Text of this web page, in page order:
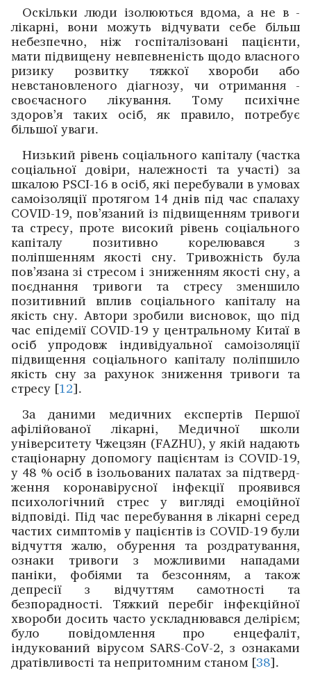
Оскільки люди ізолюються ­вдома, а не в ­
лікарні, вони можуть ­відчувати себе більш
небезпечно, ніж ­госпіталізовані пацієнти,
мати ­підвищену ­невпевненість щодо власного
ризику ­розвитку тяжкої хвороби або
невстановленого діаг­нозу, чи отримання ­
своєчасного лікування. Тому ­психічне
здоров’я таких осіб, як ­правило, потребує
більшої ­уваги. ­
Низький рівень соціального капіталу (частка
соціальної довіри, належності та ­участі) за
шкалою PSCI-16 в осіб, які перебували в умовах
само­ізоляції протягом 14 днів під час ­спалаху
COVID-19, пов’язаний із підвищенням ­тривоги
та стресу, проте високий рівень соціального
капіталу позитивно ­корелювався з
поліпшенням якості сну. Тривожність була
пов’язана зі стресом і зниженням якості сну, а
поєднання тривоги та стресу зменшило
позитивний вплив соціального капіталу на
якість сну. Автори ­зробили ­висновок, що під
час епідемії COVID-19 у центральному Китаї в
осіб упродовж індивідуальної самоізоляції
підвищення соціального капіталу поліпшило
якість сну за рахунок зниження тривоги та
стресу [12].
За даними медичних експертів Першої
афілійованої ­лікарні, Медичної школи
університету Чжецзян (FAZHU), у якій надають
стаціонарну допомогу ­пацієнтам із COVID-19,
у 48 % осіб в ізольованих палатах за підтверд­
ження коронавірусної інфекції проявився
психологічний стрес у вигляді емоційної
відповіді. Під час перебування в лікарні серед
частих симптомів у пацієнтів із COVID-19 були
відчуття жалю, обурення та ­роздратування,
ознаки тривоги з можливими нападами
паніки, фобіями та безсонням, а також
депресії з відчуттям самотності та
безпорадності. Тяжкий перебіг інфекційної
хвороби досить ­часто ускладнювався делірієм;
було повідомлення про енце­фаліт,
індукований вірусом SARS-CoV-2, з ­озна­ками
дратівливості та непритомним станом [38].